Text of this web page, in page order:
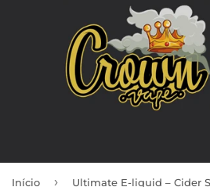
Início ›